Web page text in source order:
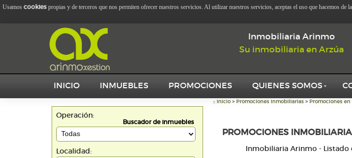
Inmobiliaria Arinmo
Su inmobiliaria en Arzúa
INICIO INMUEBLES PROMOCIONES QUIENES SOMOS
Buscador de inmuebles
Operación:
Localidad:
:: Inicio > Promociones inmobiliarias > Promociones en
PROMOCIONES
Inmobiliaria Arinmo - Listado
Usamos cookies propias y de terceros que nos permiten ofrecer nuestros servicios. Al utilizar nuestros servicios, aceptas el uso que hacemos de